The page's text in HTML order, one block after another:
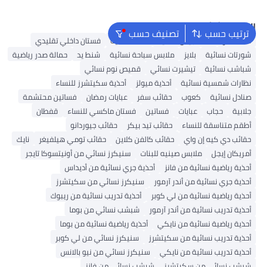
ترتيب حسب تصنيف حسب البحث الشائع
شنط ألدو شنط جيس نسائية شنط نسائية
فستان داخلي تقليدي
شورتات نسائية
بلايز ملابس سباحة نسائية شنط يد
حمالة صدر رياضية
شباشب نسائية
تيشيرت نسائي
قميص نوم نسائي
نظارات شمسية نسائية
أحذية ميولز
أحذية سكيتشرز للنساء
صنادل نسائية
كعوب حقائب سفر عبايات رمضان
فساتين محتشمة
جلابية
حجاب عبايات فساتين فستان ماكسي للنساء
قفطان
أطقم متناسقة للنساء
حقائب تيد بيكر
حقائب جيوردانو
حقائب دي كيه إن واي
حقائب كالفن كلاين حقائب تومي هيلفيغر
نايك
أمريكان إيجل
ملابس صينيه للبنات
سنيكرز نسائي من أونيتسوكا تايجر
أحذية رياضية نسائية من فانز
أحذية جري نسائية من أديداس
أحذية جري نسائية من أندر آرمور
سنيكرز نسائي من سكيتشرز
أحذية رياضية نسائية من لي كوبر
أحذية تدريب نسائية من ريبوك
أحذية تدريب نسائية من أندر آرمور
شبشب نسائي من بوما
أحذية رياضية نسائية من نايكي
أحذية رياضية نسائية من بوما
أحذية تدريب نسائية من سكيتشرز
سنيكرز نسائي من لي كوبر
أحذية تدريب نسائية من نايكي
سنيكرز نسائي من نيو بالانس